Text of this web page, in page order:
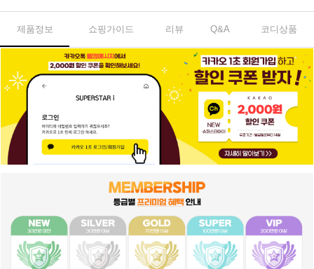
제품정보 쇼핑가이드 리뷰 Q&A 코디상품